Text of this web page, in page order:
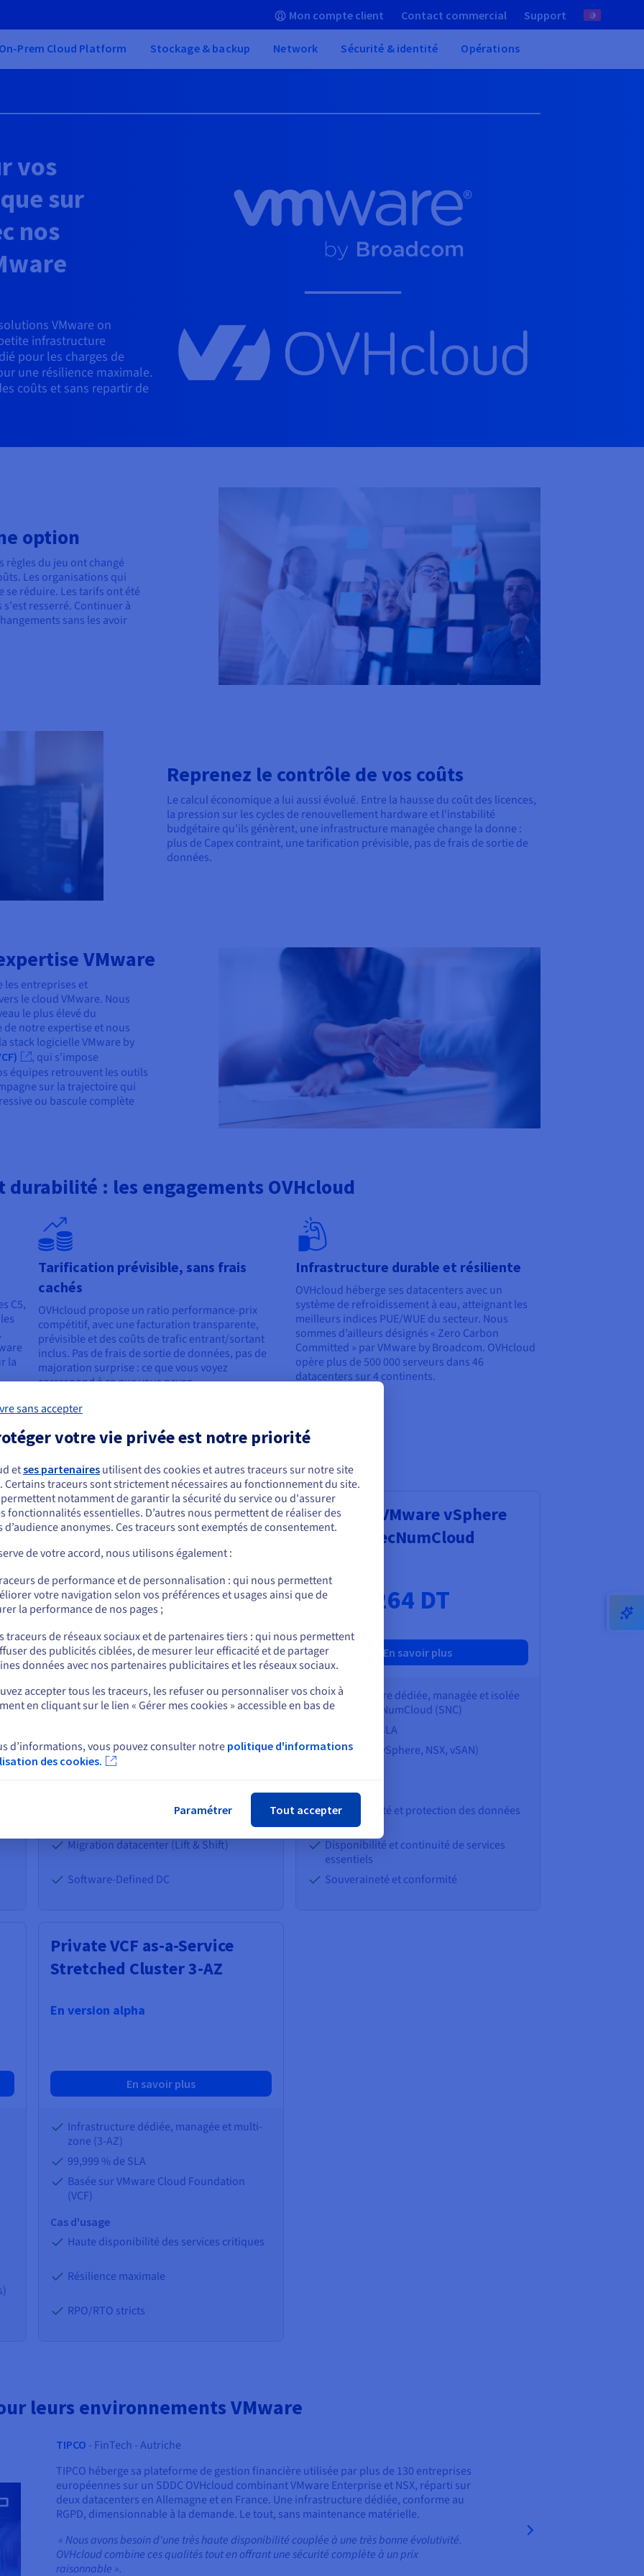
Mon compte client Contact commercial Support
On-Prem Cloud Platform Stockage & backup Network Sécurité & identité Opérations
vos
sur
nos
VMware on
infrastructure
pour les charges de
une résilience maximale.
coûts et sans repartir de
option
règles du jeu ont changé
Les organisations qui
réduire. Les tarifs ont été
resserré. Continuer à
sans les avoir
Reprenez le contrôle de vos coûts
Le calcul économique a lui aussi évolué. Entre la hausse du coût des licences,
la pression sur les cycles de renouvellement hardware et l'instabilité
budgétaire qu'ils génèrent, une infrastructure managée change la donne :
plus de Capex contraint, une tarification prévisible, pas de frais de sortie de
données.
VMware
les entreprises et
le cloud VMware. Nous
le plus élevé du
notre expertise et nous
stack logicielle VMware by
, qui s'impose
équipes retrouvent les outils
sur la trajectoire qui
ou bascule complète
: les engagements OVHcloud
C5,
la
Tarification prévisible, sans frais
cachés
OVHcloud propose un ratio performance-prix
compétitif, avec une facturation transparente,
prévisible et des coûts de trafic entrant/sortant
inclus. Pas de frais de sortie de données, pas de
majoration surprise : ce que vous voyez
correspond à ce que vous payez.
Infrastructure durable et résiliente
OVHcloud héberge ses datacenters avec un
système de refroidissement à eau, atteignant les
meilleurs indices PUE/WUE du secteur. Nous
sommes d’ailleurs désignés « Zero Carbon
Committed » par VMware by Broadcom. OVHcloud
opère plus de 500 000 serveurs dans 46
datacenters sur 4 continents.
OVHcloud
Managed VMware vSphere
À partir de
8 317,200 DT
En savoir plus
Infrastructure dédiée et managée
Modulaire (vSphere, NSX, vSAN)
Plan de reprise d’activité (PRA)
Migration datacenter (Lift & Shift)
Software-Defined DC
Managed VMware vSphere
qualifié SecNumCloud
À partir de
9 315,264 DT
En savoir plus
Infrastructure dédiée, managée et isolée
en salle SecNumCloud (SNC)
99,95 % de SLA
Modulaire (vSphere, NSX, vSAN)
Cas d'usage
Cybersécurité et protection des données
sensibles
Disponibilité et continuité de services
essentiels
Souveraineté et conformité
Private VCF as-a-Service
Stretched Cluster 3-AZ
En version alpha
En savoir plus
Infrastructure dédiée, managée et multi-
zone (3-AZ)
99,999 % de SLA
Basée sur VMware Cloud Foundation
(VCF)
Cas d'usage
Haute disponibilité des services critiques
Résilience maximale
RPO/RTO stricts
leurs environnements VMware
TIPCO - FinTech - Autriche
TIPCO héberge sa plateforme de gestion financière utilisée par plus de 130 entreprises
européennes sur un SDDC OVHcloud combinant VMware Enterprise et NSX, réparti sur
deux datacenters en Allemagne et en France. Une infrastructure dédiée, conforme au
RGPD, dimensionnable à la demande. Le tout, sans maintenance matérielle.
« Nous avons besoin d'une très haute disponibilité couplée à une très bonne évolutivité.
OVHcloud combine ces qualités tout en offrant une sécurité complète à un prix
raisonnable ».
semblez être localisé en États-Unis.
commander, rendez-vous sur le site de votre pays (États-Unis) et créez un
us.ovhcloud.com/
Anglais USD - $
ou
sur le site actuel
un autre site web
sans accepter
votre vie privée est notre priorité
etses partenaires utilisent des cookies et autres traceurs sur notre site
Certains traceurs sont strictement nécessaires au fonctionnement du site.
notamment de garantir la sécurité du service ou d'assurer
fonctionnalités essentielles. D’autres nous permettent de réaliser des
d’audience anonymes. Ces traceurs sont exemptés de consentement.
de votre accord, nous utilisons également :
de performance et de personnalisation : qui nous permettent
votre navigation selon vos préférences et usages ainsi que de
la performance de nos pages ;
traceurs de réseaux sociaux et de partenaires tiers : qui nous permettent
des publicités ciblées, de mesurer leur efficacité et de partager
données avec nos partenaires publicitaires et les réseaux sociaux.
accepter tous les traceurs, les refuser ou personnaliser vos choix à
en cliquant sur le lien « Gérer mes cookies » accessible en bas de
d’informations, vous pouvez consulter notre politique d'informations
des cookies.
Paramétrer Tout accepter